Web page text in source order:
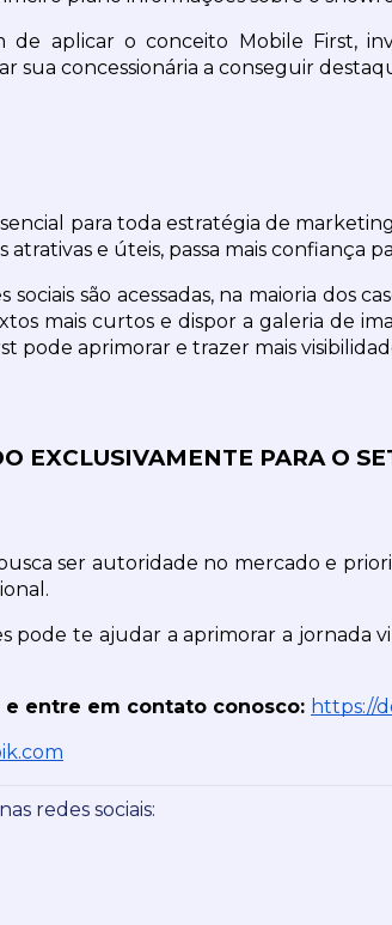
de aplicar o conceito Mobile First,
sua concessionária a conseguir
para toda estratégia de
e úteis, passa mais confiança
sociais são acessadas, na maioria
mais curtos e dispor a galeria de
pode aprimorar e trazer mais
EXCLUSIVAMENTE PARA O
ser autoridade no mercado e
pode te ajudar a aprimorar a jornada
entre em contato conosco: https://
redes sociais: